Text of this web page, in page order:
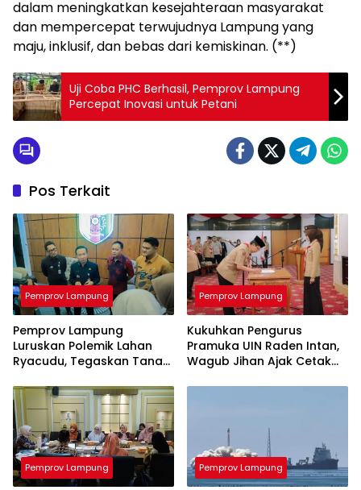
dalam meningkatkan kesejahteraan masyarakat
dan mempercepat terwujudnya Lampung yang
maju, inklusif, dan bebas dari kemiskinan. (**)
Uji Coba PHC Berhasil, Pemprov Lampung
Percepat Inovasi untuk Petani
Pos Terkait
Pemprov Lampung
Pemprov Lampung
Luruskan Polemik Lahan
Ryacudu, Tegaskan Tanah
Aset Provinsi
Pemprov Lampung
Kukuhkan Pengurus
Pramuka UIN Raden Intan,
Wagub Jihan Ajak Cetak
Indonesia Emas 2045
Pemprov Lampung Pemprov Lampung